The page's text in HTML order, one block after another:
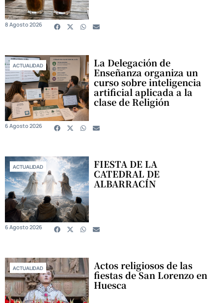
8 Agosto 2026
ACTUALIDAD La Delegación de
Enseñanza organiza un
curso sobre inteligencia
artificial aplicada a la
clase de Religión
6 Agosto 2026
ACTUALIDAD FIESTA DE LA
CATEDRAL DE
ALBARRACÍN
6 Agosto 2026
ACTUALIDAD Actos religiosos de las
fiestas de San Lorenzo en
Huesca